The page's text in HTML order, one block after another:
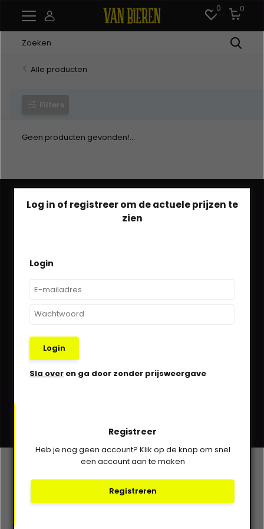
0 0
Log in of registreer om de actuele prijzen te
zien
Login
Login
Sla over en ga door zonder prijsweergave
Registreer
Heb je nog geen account? Klik op de knop om snel
een account aan te maken
Registreren
Alle producten
Geen producten gevonden!...
We helpen je graag via Whatsapp!
verkoop@vanbieren.nl
Mijn account